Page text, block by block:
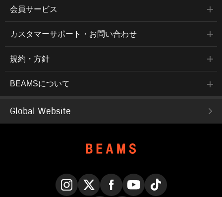
会員サービス
カスタマーサポート・お問い合わせ
規約・方針
BEAMSについて
Global Website